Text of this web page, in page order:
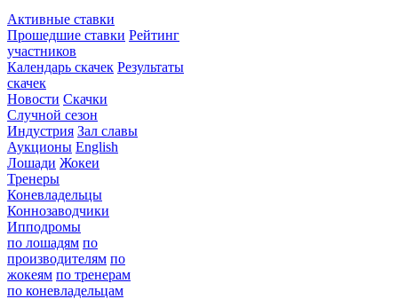
Активные ставки
Прошедшие ставки Рейтинг
участников
Календарь скачек Результаты
скачек
Новости Скачки
Случной сезон
Индустрия Зал славы
Аукционы English
Лошади Жокеи
Тренеры
Коневладельцы
Коннозаводчики
Ипподромы
по лошадям по
производителям по
жокеям по тренерам
по коневладельцам